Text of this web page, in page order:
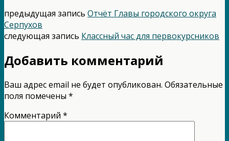
предыдущая запись Отчёт Главы городского округа
Серпухов
следующая запись Классный час для первокурсников
Добавить комментарий
Ваш адрес email не будет опубликован. Обязательные
поля помечены *
Комментарий *